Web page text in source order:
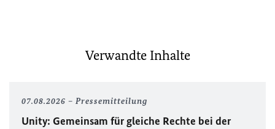
Verwandte Inhalte
07.08.2026 Pressemitteilung
Unity: Gemeinsam für gleiche Rechte bei der